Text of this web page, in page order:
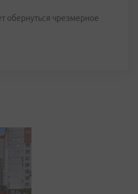
обернуться чрезмерное